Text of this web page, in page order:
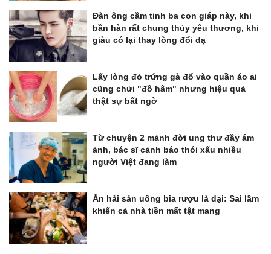
Đàn ông cầm tinh ba con giáp này, khi
bần hàn rất chung thủy yêu thương, khi
giàu có lại thay lòng đổi dạ
Lấy lòng đỏ trứng gà đổ vào quần áo ai
cũng chửi "đồ hâm" nhưng hiệu quả
thật sự bất ngờ
Từ chuyện 2 mảnh đời ung thư đầy ám
ảnh, bác sĩ cảnh báo thói xấu nhiều
người Việt đang làm
Ăn hải sản uống bia rượu là dại: Sai lầm
khiến cả nhà tiền mất tật mang